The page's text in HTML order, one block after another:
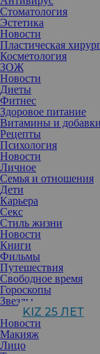
Стоматология
Эстетика
Новости
Пластическая
Косметология
ЗОЖ
Новости
Диеты
Фитнес
Здоровое питание
Витамины и добавки
Рецепты
Психология
Новости
Личное
Семья и отношения
Дети
Карьера
Секс
Стиль жизни
Новости
Книги
Фильмы
Путешествия
Свободное время
Гороскопы
Звезды
KIZ 25 ЛЕТ
Новости
Макияж
Лицо
Зарисовка с натуры
В Античную эпоху
их обладателя
облысения эллины
кожи головы они
средства — начиная